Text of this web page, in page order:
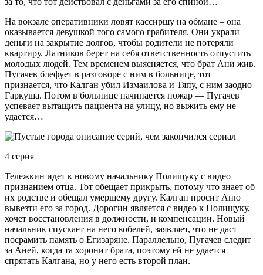
На вокзале оперативники ловят кассиршу на обмане – она
оказывается девушкой того самого грабителя. Они украли
деньги на закрытие долгов, чтобы родители не потеряли
квартиру. Латников берет на себя ответственность отпустить
молодых людей. Тем временем выясняется, что брат Ани жив.
Пугачев блефует в разговоре с ним в больнице, тот
признается, что Калган убил Измаилова и Тяпу, с ним заодно
Гаркуша. Потом в больнице начинается пожар — Пугачев
успевает вытащить пациента на улицу, но выжить ему не
удается…
4 серия
Тележкин идет к новому начальнику Полищуку с видео
признанием отца. Тот обещает прикрыть, потому что знает об
их родстве и обещал умершему другу. Калган просит Аню
вывезти его за город. Дорогин является с видео к Полищуку,
хочет восстановления в должности, и компенсации. Новый
начальник спускает на него кобелей, заявляет, что не даст
посрамить память о Егизаряне. Параллельно, Пугачев следит
за Аней, когда та хоронит брата, поэтому ей не удается
спрятать Калгана, но у него есть второй план.